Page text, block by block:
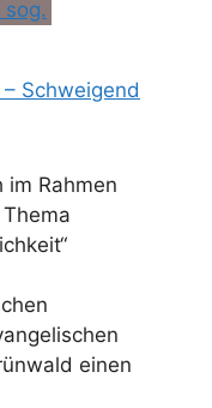
Schweigend
Rahmen
einen